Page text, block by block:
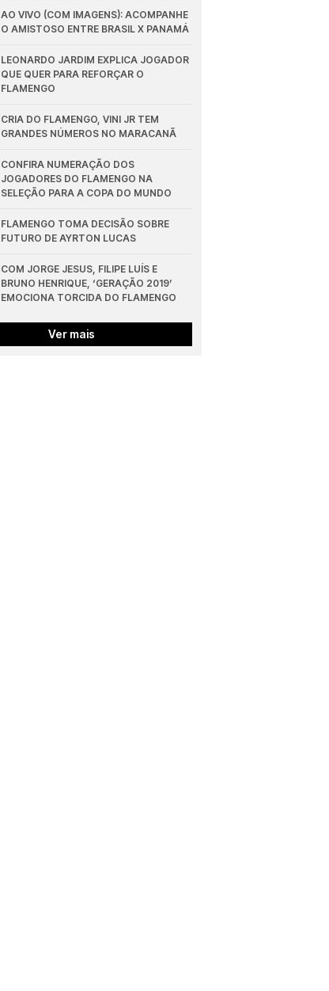
AO VIVO (COM IMAGENS): ACOMPANHE
O AMISTOSO ENTRE BRASIL X PANAMÁ
LEONARDO JARDIM EXPLICA JOGADOR
QUE QUER PARA REFORÇAR O
FLAMENGO
CRIA DO FLAMENGO, VINI JR TEM
GRANDES NÚMEROS NO MARACANÃ
CONFIRA NUMERAÇÃO DOS
JOGADORES DO FLAMENGO NA
SELEÇÃO PARA A COPA DO MUNDO
FLAMENGO TOMA DECISÃO SOBRE
FUTURO DE AYRTON LUCAS
COM JORGE JESUS, FILIPE LUÍS E
BRUNO HENRIQUE, ‘GERAÇÃO 2019’
EMOCIONA TORCIDA DO FLAMENGO
Ver mais